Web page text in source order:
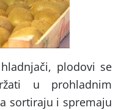
plodovi se
u prohladnim
sortiraju i spremaju